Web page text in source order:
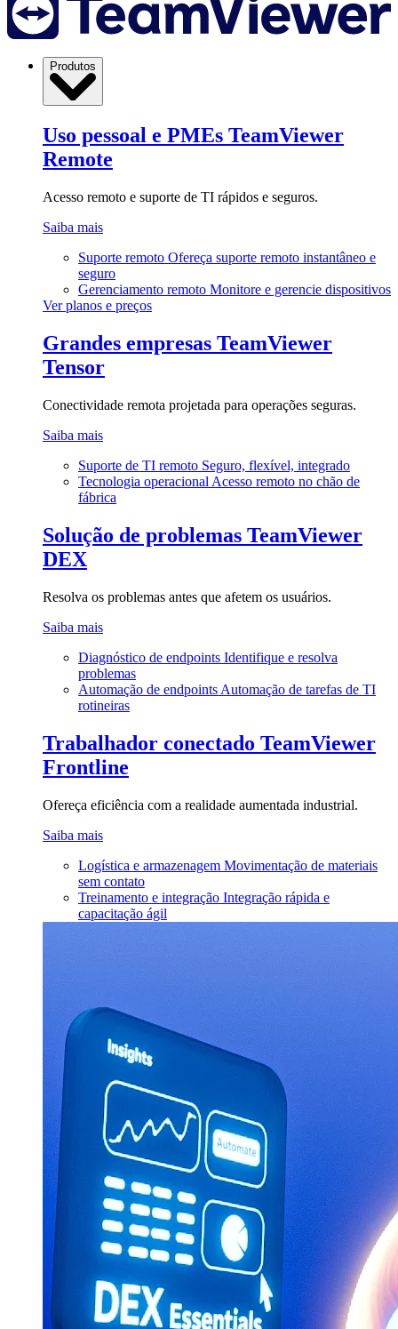
Produtos
Uso pessoal e PMEs TeamViewer
Remote
Acesso remoto e suporte de TI rápidos e seguros.
Saiba mais
Suporte remoto Ofereça suporte remoto instantâneo e
seguro
Gerenciamento remoto Monitore e gerencie dispositivos
Ver planos e preços
Grandes empresas TeamViewer
Tensor
Conectividade remota projetada para operações seguras.
Saiba mais
Suporte de TI remoto Seguro, flexível, integrado
Tecnologia operacional Acesso remoto no chão de
fábrica
Solução de problemas TeamViewer
DEX
Resolva os problemas antes que afetem os usuários.
Saiba mais
Diagnóstico de endpoints Identifique e resolva
problemas
Automação de endpoints Automação de tarefas de TI
rotineiras
Trabalhador conectado TeamViewer
Frontline
Ofereça eficiência com a realidade aumentada industrial.
Saiba mais
Logística e armazenagem Movimentação de materiais
sem contato
Treinamento e integração Integração rápida e
capacitação ágil